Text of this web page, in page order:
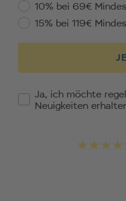
10% bei 69€
15% bei 119€
Ja, ich möchte
Neuigkeiten